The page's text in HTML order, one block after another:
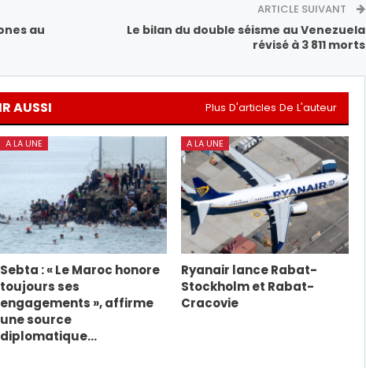
au
ARTICLE SUIVANT
Le bilan du double séisme au Venezuela
révisé à 3 811 morts
AUSSI Plus D'articles De L'auteur
A LA UNE
Sebta : « Le Maroc honore
toujours ses
engagements », affirme
une source
diplomatique…
A LA UNE
Ryanair lance Rabat-
Stockholm et Rabat-
Cracovie